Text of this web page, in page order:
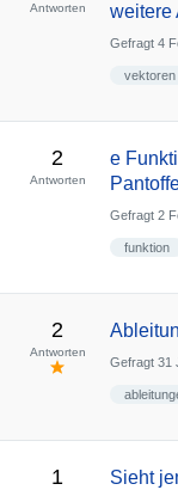
Antworten
weitere
Gefragt 4
vektoren
2
Antworten
e
Gefragt 2
funktion
2
Antworten
Gefragt 31
1 Sieht